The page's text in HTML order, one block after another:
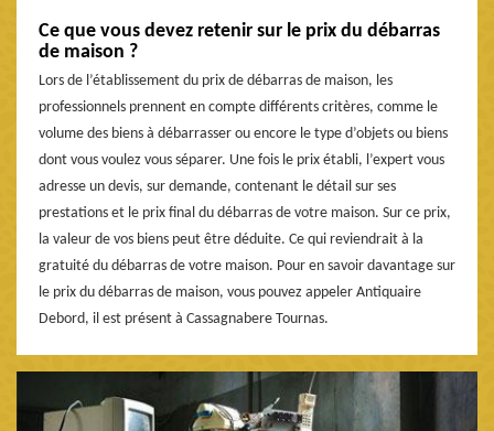
Ce que vous devez retenir sur le prix du débarras
de maison ?
Lors de l’établissement du prix de débarras de maison, les
professionnels prennent en compte différents critères, comme le
volume des biens à débarrasser ou encore le type d’objets ou biens
dont vous voulez vous séparer. Une fois le prix établi, l’expert vous
adresse un devis, sur demande, contenant le détail sur ses
prestations et le prix final du débarras de votre maison. Sur ce prix,
la valeur de vos biens peut être déduite. Ce qui reviendrait à la
gratuité du débarras de votre maison. Pour en savoir davantage sur
le prix du débarras de maison, vous pouvez appeler Antiquaire
Debord, il est présent à Cassagnabere Tournas.